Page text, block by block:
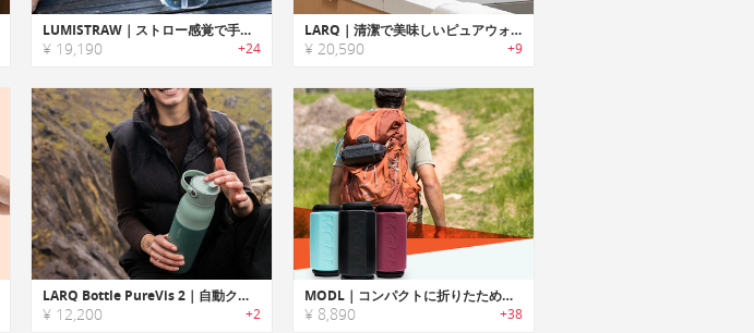
LUMISTRAW｜ストロー感覚で手軽に使用可能な浄水ウォーターボトル「ルミストロー」
¥ 19,190 +24
LARQ｜清潔で美味しいピュアウォーターが楽しめるUV-C殺菌ライト搭載ピッチャー型浄水器「ラーク」
¥ 20,590 +9
LARQ Bottle PureVis 2｜自動クリーニングする浄水機能付きウォーターボトル
¥ 12,200 +2
MODL｜コンパクトに折りたためる多機能シリコンウォーターボトル「モドル」
¥ 8,890 +38